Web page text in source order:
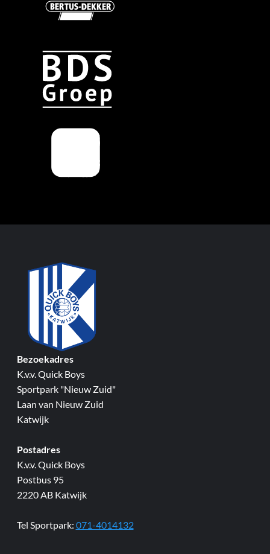
Bezoekadres
K.v.v. Quick Boys
Sportpark "Nieuw Zuid"
Laan van Nieuw Zuid
Katwijk
Postadres
K.v.v. Quick Boys
Postbus 95
2220 AB Katwijk
Tel Sportpark: 071-4014132